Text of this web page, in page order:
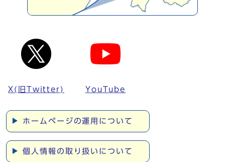
X(旧Twitter) YouTube
ホームページの運用について
個人情報の取り扱いについて